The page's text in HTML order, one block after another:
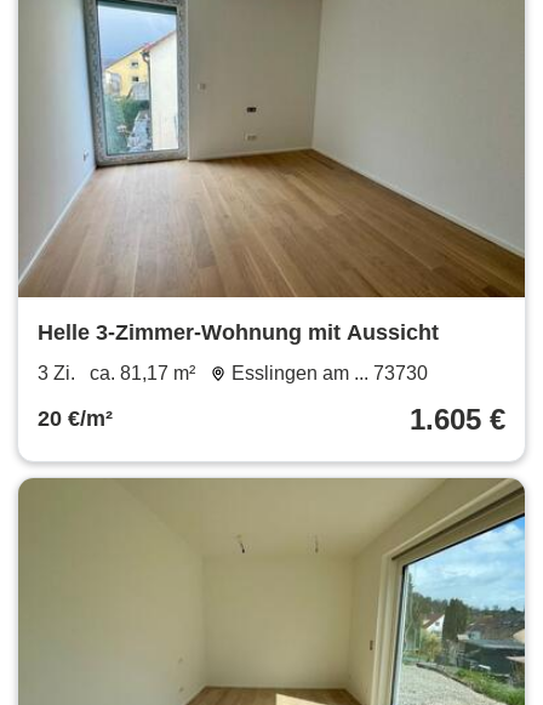
Helle 3-Zimmer-Wohnung mit Aussicht
3 Zi. ca. 81,17 m² Esslingen am ... 73730
20 €/m² 1.605 €